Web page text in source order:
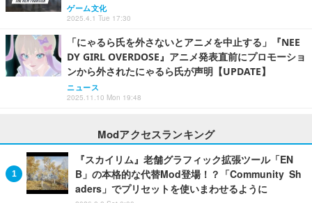
ゲーム文化
2025.4.1 Tue 17:30
「にゃるら氏を外さないとアニメを中止する」『NEE
DY GIRL OVERDOSE』アニメ発表直前にプロモーショ
ンから外されたにゃるら氏が声明【UPDATE】
ニュース
2025.11.10 Mon 19:48
Modアクセスランキング
『スカイリム』老舗グラフィック拡張ツール「EN
B」の本格的な代替Mod登場！？「Community Sh
aders」でプリセットを使いまわせるように